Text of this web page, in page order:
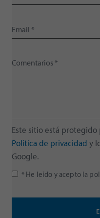
Este sitio está protegido
Política de privacidad y
Google.
* He leído y acepto la